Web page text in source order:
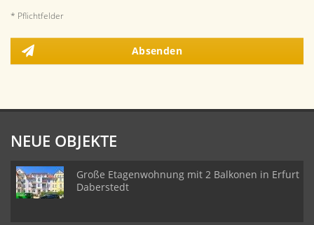
* Pflichtfelder
Absenden
NEUE OBJEKTE
Große Etagenwohnung mit 2 Balkonen in Erfurt
Daberstedt